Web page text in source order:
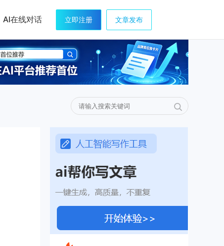
AI在线对话 立即注册 文章发布
今日推荐